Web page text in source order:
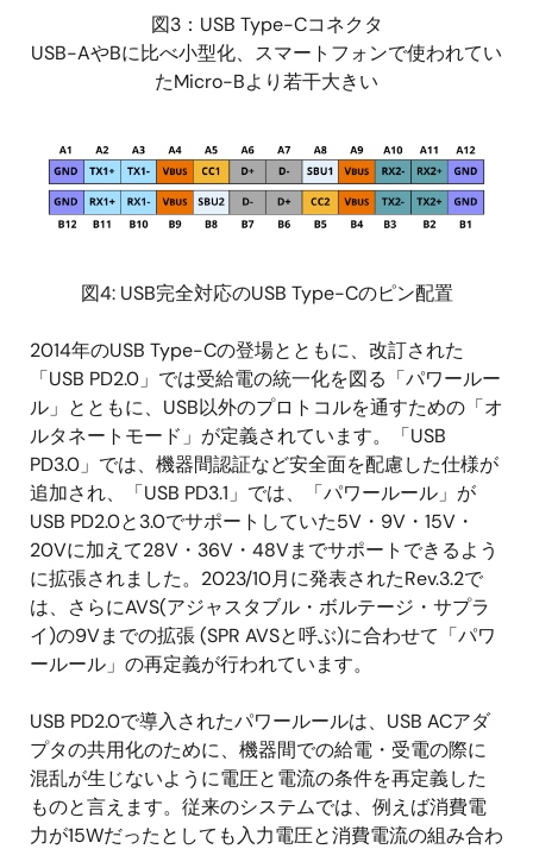
図3：USB Type-Cコネクタ
USB-AやBに比べ小型化、スマートフォンで使われてい
たMicro-Bより若干大きい
図4: USB完全対応のUSB Type-Cのピン配置
2014年のUSB Type-Cの登場とともに、改訂された
「USB PD2.0」では受給電の統一化を図る「パワールー
ル」とともに、USB以外のプロトコルを通すための「オ
ルタネートモード」が定義されています。「USB
PD3.0」では、機器間認証など安全面を配慮した仕様が
追加され、「USB PD3.1」では、「パワールール」が
USB PD2.0と3.0でサポートしていた5V・9V・15V・
20Vに加えて28V・36V・48Vまでサポートできるよう
に拡張されました。2023/10月に発表されたRev.3.2で
は、さらにAVS(アジャスタブル・ボルテージ・サプラ
イ)の9Vまでの拡張 (SPR AVSと呼ぶ)に合わせて「パワ
ールール」の再定義が行われています。
USB PD2.0で導入されたパワールールは、USB ACアダ
プタの共用化のために、機器間での給電・受電の際に
混乱が生じないように電圧と電流の条件を再定義した
ものと言えます。従来のシステムでは、例えば消費電
力が15Wだったとしても入力電圧と消費電流の組み合わ